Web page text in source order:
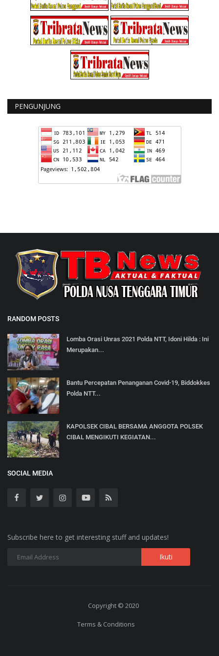
PENGUNJUNG
RANDOM POSTS
Lomba Orasi Unras 2021 Polda NTT, Idoni Hilda : Ini
Merupakan...
Bantu Percepatan Penanganan Covid-19, Biddokkes
Polda NTT...
KAPOLSEK CIBAL BERSAMA ANGGOTA POLSEK
CIBAL MENGIKUTI KEGIATAN...
SOCIAL MEDIA
Subscribe here to get interesting stuff and updates!
Copyright © 2020
Terms & Conditions